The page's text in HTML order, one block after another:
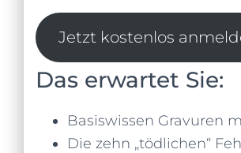
Jetzt kostenlos
Das erwartet Sie:
Basiswissen Gravuren
Die zehn „tödlichen“